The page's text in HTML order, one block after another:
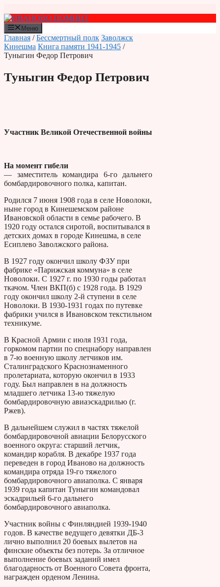
к
содержимому
Меню
Главная /Бессмертный полк Заволжск
Кинешма Книга памяти 1941-1945 /
Туныгин Федор Петрович
Туныгин Федор Петрович
Участник Великой Отечественной войны
На момент гибели
— заместитель командира 6-го дальнего
бомбардировочного полка, капитан.
Родился 7 июня 1908 года в селе Новолоки,
ныне город в Кинешемском районе
Ивановской области в семье рабочего. В
1920 году остался сиротой, воспитывался в
детских домах в городе Кинешма, в селе
Есиплево Заволжского района.
В 1927 году окончил школу ФЗУ при
фабрике «Парижская коммуна» в селе
Новолоки. С 1927 г. по 1930 годы работал
ткачом. Член ВКП(б) с 1928 года. В 1929
году окончил школу 2-й ступени в селе
Новолоки. В 1930-1931 годах по путевке
фабрики учился в Ивановском текстильном
техникуме.
В Красной Армии с июля 1931 года,
горкомом партии по спецнабору направлен
в 7-ю военную школу летчиков им.
Сталинградского Краснознаменного
пролетариата, которую окончил в 1933
году. Был направлен в на должность
младшего летчика 13-ю тяжелую
бомбардировочную авиаэскадрилью (г.
Ржев).
В дальнейшем служил в частях тяжелой
бомбардировочной авиации Белорусского
военного округа: старший летчик,
командир корабля. В декабре 1937 года
переведен в город Иваново на должность
командира отряда 19-го тяжелого
бомбардировочного авиаполка. С января
1939 года капитан Туныгин командовал
эскадрильей 6-го дальнего
бомбардировочного авиаполка.
Участник войны с Финляндией 1939-1940
годов. В качестве ведущего девятки ДБ-3
лично выполнил 20 боевых вылетов на
финские объекты без потерь. За отличное
выполнение боевых заданий имел
благодарность от Военного Совета фронта,
награжден орденом Ленина.